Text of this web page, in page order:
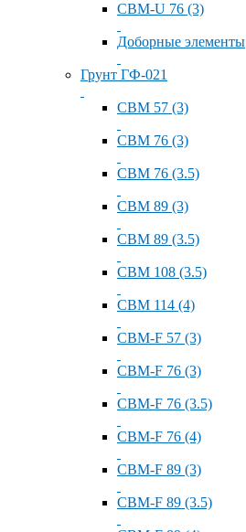
СВМ-U 76 (3)
Доборные элементы
Грунт ГФ-021
СВМ 57 (3)
СВМ 76 (3)
СВМ 76 (3.5)
СВМ 89 (3)
СВМ 89 (3.5)
СВМ 108 (3.5)
СВМ 114 (4)
СВМ-F 57 (3)
СВМ-F 76 (3)
СВМ-F 76 (3.5)
СВМ-F 76 (4)
СВМ-F 89 (3)
СВМ-F 89 (3.5)